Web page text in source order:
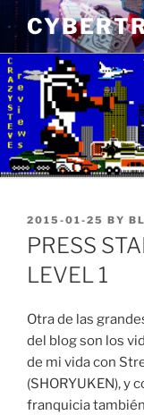
Skip
to
content
POSTED
ON
2015-01-25 BY
PRESS
LEVEL 1
Otra de las
del blog son los
de mi vida con
(SHORYUKEN), y
franquicia